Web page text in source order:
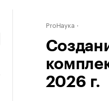
ProНаука
2026 г.